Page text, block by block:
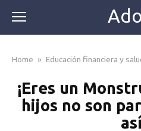
content
Home » Educación financiera y
¡Eres un
hijos no son